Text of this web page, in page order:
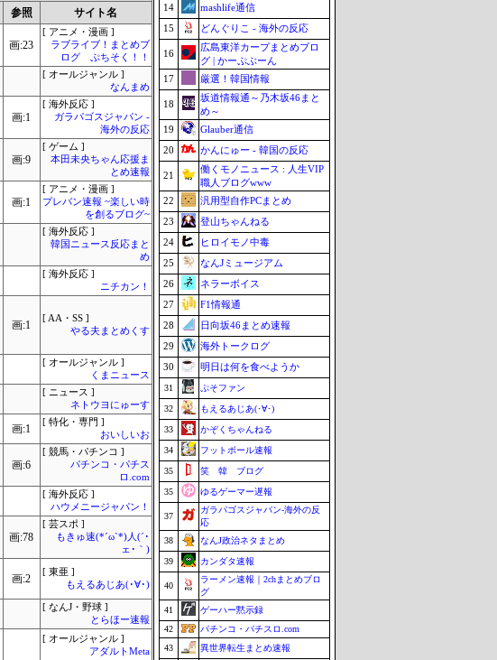
参照 サイト名
画:23
[ アニメ・漫画 ]
ラブライブ！まとめブ
ログ ぷちそく！！
[ オールジャンル ]
なんまめ
画:1
[ 海外反応 ]
ガラパゴスジャパン -
海外の反応
画:9
[ ゲーム ]
本田未央ちゃん応援ま
とめ速報
画:1
[ アニメ・漫画 ]
プレバン速報 ~楽しい時
を創るブログ~
[ 海外反応 ]
韓国ニュース反応まと
め
[ 海外反応 ]
ニチカン！
画:1
[ AA・SS ]
やる夫まとめくす
[ オールジャンル ]
くまニュース
[ ニュース ]
ネトウヨにゅーす
画:1
[ 特化・専門 ]
おいしいお
画:6
[ 競馬・パチンコ ]
パチンコ・パチス
ロ.com
[ 海外反応 ]
ハウメニージャパン！
画:78
[ 芸スポ ]
もきゅ速(*´ω`*)人(´･
ェ･｀)
画:2
[ 東亜 ]
もえるあじあ(･∀･)
[ なんJ・野球 ]
とらほー速報
[ オールジャンル ]
アダルトMeta
14
mashlife通信
15
どんぐりこ - 海外の反応
16
広島東洋カープまとめブロ
グ | かーぷぶーん
17
厳選！韓国情報
18
坂道情報通～乃木坂46まと
め～
19
Glauber通信
20
かんにゅー - 韓国の反応
21
働くモノニュース : 人生VIP
職人ブログwww
22
汎用型自作PCまとめ
23
登山ちゃんねる
24
ヒロイモノ中毒
25
なんJミュージアム
26
ネラーボイス
27
F1情報通
28
日向坂46まとめ速報
29
海外トークログ
30
明日は何を食べようか
31 ぷそファン
32 もえるあじあ(･∀･)
33 かぞくちゃんねる
34 フットボール速報
35 笑 韓 ブログ
35 ゆるゲーマー遅報
37
ガラパゴスジャパン-海外の反
応
38
なんJ政治ネタまとめ
39 カンダタ速報
40
ラーメン速報｜2chまとめブロ
グ
41
ゲーハー黙示録
42
パチンコ・パチスロ.com
43
異世界転生まとめ速報